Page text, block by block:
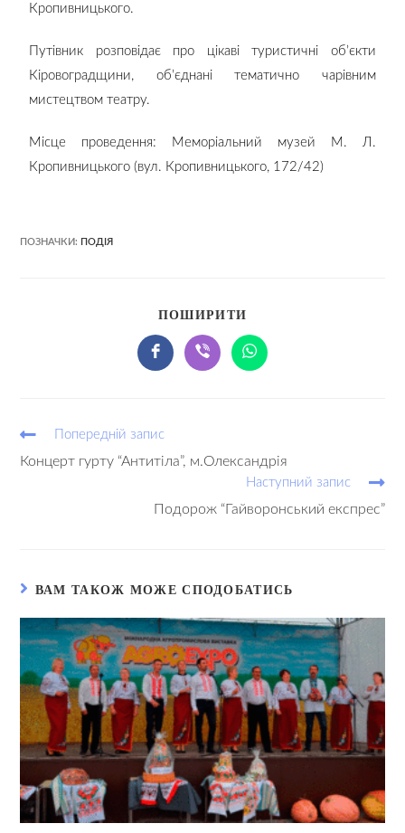
Кропивницького.
Путівник розповідає про цікаві туристичні об’єкти
Кіровоградщини, об’єднані тематично чарівним
мистецтвом театру.
Місце проведення: Меморіальний музей М. Л.
Кропивницького (вул. Кропивницького, 172/42)
ПОЗНАЧКИ: ПОДІЯ
ПОШИРИТИ
Попередній запис
Концерт гурту “Антитіла”, м.Олександрія
Наступний запис
Подорож “Гайворонський експрес”
ВАМ ТАКОЖ МОЖЕ СПОДОБАТИСЬ